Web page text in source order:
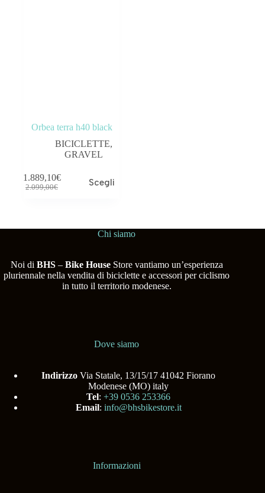
OUTLET
Tag prodotto
Orbea terra h40 black
BICICLETTE,
GRAVEL
2.099,00€
1.889,10€ Scegli
Chi siamo
Noi di BHS– Bike HouseStore vantiamo un’esperienza
pluriennale nella vendita di biciclette e accessori per ciclismo
in tutto il territorio modenese.
Dove siamo
Indirizzo Via Statale, 13/15/17 41042 Fiorano
Modenese (MO) italy
Tel:+39 0536 253366
Email: info@bhsbikestore.it
Informazioni